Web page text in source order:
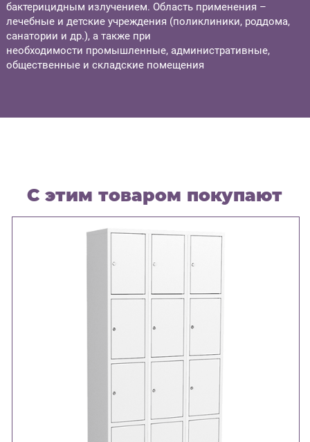
бактерицидным излучением. Область применения –
лечебные и детские учреждения (поликлиники, роддома,
санатории и др.), а также при
необходимости промышленные, административные,
общественные и складские помещения
С этим товаром покупают